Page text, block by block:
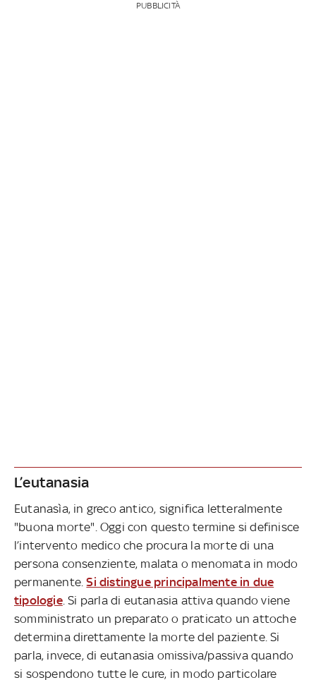
PUBBLICITÀ
L’eutanasia
Eutanasìa, in greco antico, significa letteralmente
"buona morte". Oggi con questo termine si definisce
l’intervento medico che procura la morte di una
persona consenziente, malata o menomata in modo
permanente.Si distingue principalmente in due
tipologie. Si parla di eutanasia attiva quando viene
somministrato un preparato o praticato un attoche
determina direttamente la morte del paziente. Si
parla, invece, di eutanasia omissiva/passiva quando
si sospendono tutte le cure, in modo particolare